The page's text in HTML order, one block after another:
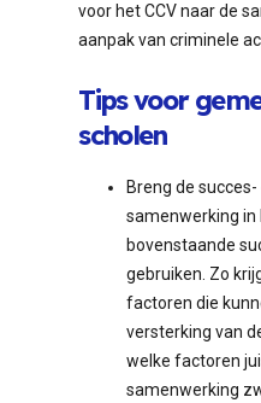
voor het CCV naar de
aanpak van criminele
Tips voor
scholen
Breng de
samenwerking in
bovenstaande
gebruiken. Zo
factoren die
versterking van
welke factoren
samenwerking